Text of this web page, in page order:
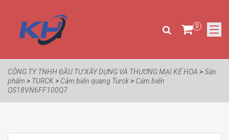
0
CÔNG TY TNHH ĐẦU TƯ XÂY DỰNG VÀ THƯƠNG MẠI KẾ HOA >Sản
phẩm > TURCK> Cảm biến quang Turck> Cảm biến
QS18VN6FF100Q7